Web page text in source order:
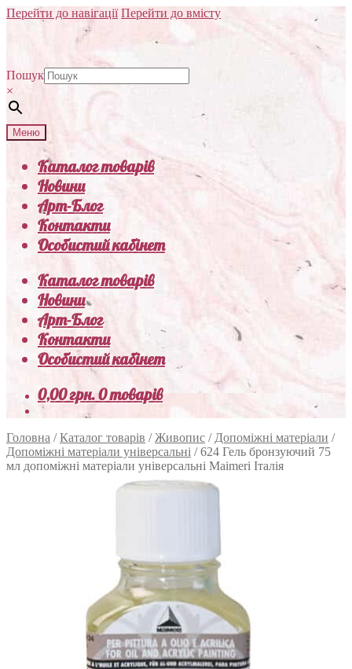
Перейти до навігації Перейти до вмісту
Пошук
×
Меню
Каталог товарів
Новини
Арт-Блог
Контакти
Особистий кабінет
Каталог товарів
Новини
Арт-Блог
Контакти
Особистий кабінет
0,00грн.0 товарів
Головна /Каталог товарів /Живопис / Допоміжні матеріали /
Допоміжні матеріали універсальні /624 Гель бронзуючий 75
мл допоміжні матеріали універсальні Maimeri Італія